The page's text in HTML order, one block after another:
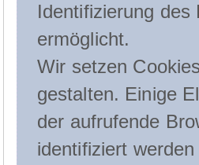
Identifizierung
ermöglicht.
Wir setzen
gestalten. Einige
der aufrufende
identifiziert